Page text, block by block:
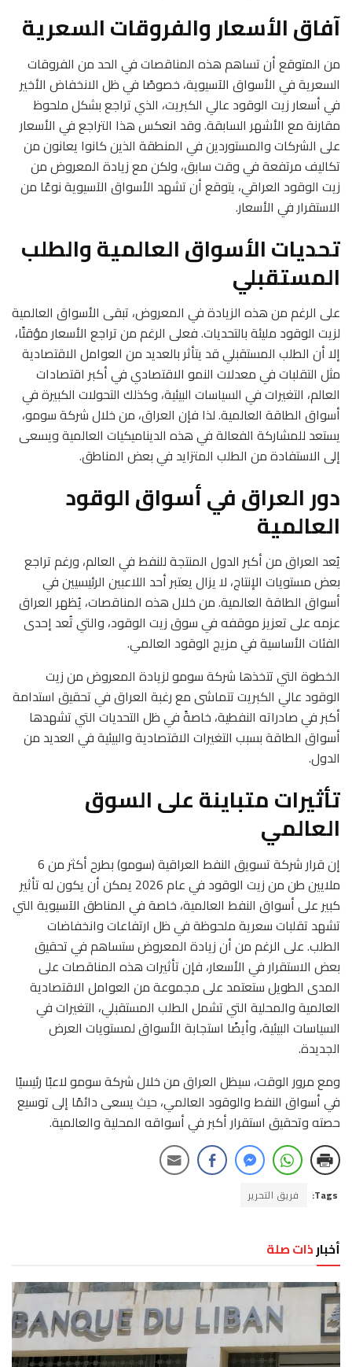
آفاق الأسعار والفروقات السعرية
من المتوقع أن تساهم هذه المناقصات في الحد من الفروقات
السعرية في الأسواق الآسيوية، خصوصًا في ظل الانخفاض الأخير
في أسعار زيت الوقود عالي الكبريت، الذي تراجع بشكل ملحوظ
مقارنة مع الأشهر السابقة. وقد انعكس هذا التراجع في الأسعار
على الشركات والمستوردين في المنطقة الذين كانوا يعانون من
تكاليف مرتفعة في وقت سابق، ولكن مع زيادة المعروض من
زيت الوقود العراقي، يتوقع أن تشهد الأسواق الآسيوية نوعًا من
الاستقرار في الأسعار.
تحديات الأسواق العالمية والطلب
المستقبلي
على الرغم من هذه الزيادة في المعروض، تبقى الأسواق العالمية
لزيت الوقود مليئة بالتحديات. فعلى الرغم من تراجع الأسعار مؤقتًا،
إلا أن الطلب المستقبلي قد يتأثر بالعديد من العوامل الاقتصادية
مثل التقلبات في معدلات النمو الاقتصادي في أكبر اقتصادات
العالم، التغيرات في السياسات البيئية، وكذلك التحولات الكبيرة في
أسواق الطاقة العالمية. لذا فإن العراق، من خلال شركة سومو،
يستعد للمشاركة الفعالة في هذه الديناميكيات العالمية ويسعى
إلى الاستفادة من الطلب المتزايد في بعض المناطق.
دور العراق في أسواق الوقود
العالمية
يُعد العراق من أكبر الدول المنتجة للنفط في العالم، ورغم تراجع
بعض مستويات الإنتاج، لا يزال يعتبر أحد اللاعبين الرئيسيين في
أسواق الطاقة العالمية. من خلال هذه المناقصات، يُظهر العراق
عزمه على تعزيز موقفه في سوق زيت الوقود، والتي تُعد إحدى
الفئات الأساسية في مزيج الوقود العالمي.
الخطوة التي تتخذها شركة سومو لزيادة المعروض من زيت
الوقود عالي الكبريت تتماشى مع رغبة العراق في تحقيق استدامة
أكبر في صادراته النفطية، خاصةً في ظل التحديات التي تشهدها
أسواق الطاقة بسبب التغيرات الاقتصادية والبيئية في العديد من
الدول.
تأثيرات متباينة على السوق
العالمي
إن قرار شركة تسويق النفط العراقية (سومو) بطرح أكثر من 6
ملايين طن من زيت الوقود في عام 2026 يمكن أن يكون له تأثير
كبير على أسواق النفط العالمية، خاصة في المناطق الآسيوية التي
تشهد تقلبات سعرية ملحوظة في ظل ارتفاعات وانخفاضات
الطلب. على الرغم من أن زيادة المعروض ستساهم في تحقيق
بعض الاستقرار في الأسعار، فإن تأثيرات هذه المناقصات على
المدى الطويل ستعتمد على مجموعة من العوامل الاقتصادية
العالمية والمحلية التي تشمل الطلب المستقبلي، التغيرات في
السياسات البيئية، وأيضًا استجابة الأسواق لمستويات العرض
الجديدة.
ومع مرور الوقت، سيظل العراق من خلال شركة سومو لاعبًا رئيسيًا
في أسواق النفط والوقود العالمي، حيث يسعى دائمًا إلى توسيع
حصته وتحقيق استقرار أكبر في أسواقه المحلية والعالمية.
Tags: فريق التحرير
أخبارذات صلة